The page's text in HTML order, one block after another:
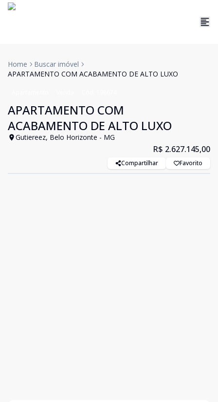
Home
Buscar imóvel
APARTAMENTO COM ACABAMENTO DE ALTO LUXO
APARTAMENTO COM
ACABAMENTO DE ALTO LUXO
Gutiereez, Belo Horizonte - MG
R$ 2.627.145,00
Compartilhar Favorito